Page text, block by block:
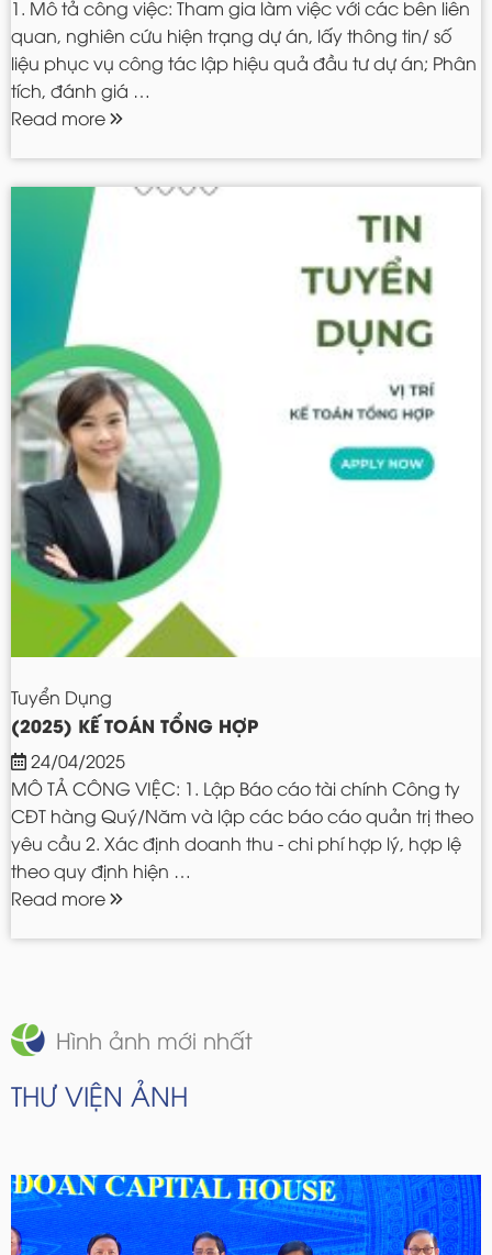
1. Mô tả công việc: Tham gia làm việc với các bên liên
quan, nghiên cứu hiện trạng dự án, lấy thông tin/ số
liệu phục vụ công tác lập hiệu quả đầu tư dự án; Phân
tích, đánh giá …
Read more
Tuyển Dụng
(2025) KẾ TOÁN TỔNG HỢP
24/04/2025
MÔ TẢ CÔNG VIỆC: 1. Lập Báo cáo tài chính Công ty
CĐT hàng Quý/Năm và lập các báo cáo quản trị theo
yêu cầu 2. Xác định doanh thu - chi phí hợp lý, hợp lệ
theo quy định hiện …
Read more
Hình ảnh mới nhất
THƯ VIỆN ẢNH